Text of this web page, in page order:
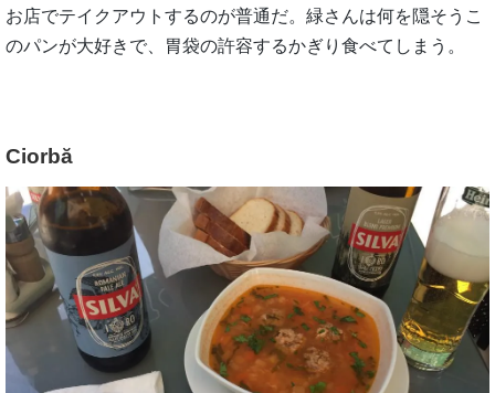
お店でテイクアウトするのが普通だ。緑さんは何を隠そうこ
のパンが大好きで、胃袋の許容するかぎり食べてしまう。
Ciorbă